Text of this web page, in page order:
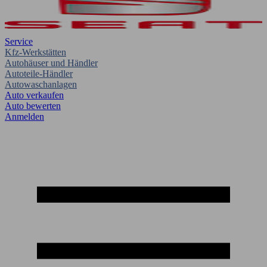
Service
Kfz-Werkstätten
Autohäuser und Händler
Autoteile-Händler
Autowaschanlagen
Auto verkaufen
Auto bewerten
Anmelden